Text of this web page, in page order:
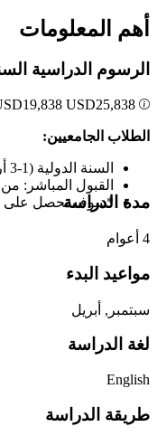
أهم المعلومات
الرسوم الدراسية
19,838 USD25,838
الطلاب الجامعيين:
السنة الدولية (1-3 أرباع): منحة تلقائية تخفض إجمالي الرسوم الدراسية إلى 5,000 دولار لكل ربع 5,000 دولار في السنة
القبول المباشر: من 2000 دولار إلى 6000 دولار
*سوف تحصل على
مدة الدراسة
4 أعوام
مواعيد البدء
سبتمبر, أبريل
لغة الدراسة
English
طريقة الدراسة